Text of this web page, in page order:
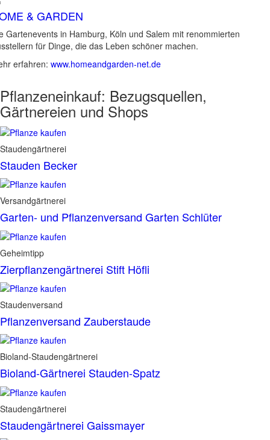
& GARDEN
Gartenevents in Hamburg, Köln und Salem mit renommierten
für Dinge, die das Leben schöner machen.
erfahren: www.homeandgarden-net.de
Pflanzeneinkauf: Bezugsquellen,
Gärtnereien und Shops
Staudengärtnerei
Stauden Becker
Versandgärtnerei
Garten- und Pflanzenversand Garten Schlüter
Geheimtipp
Zierpflanzengärtnerei Stift Höfli
Staudenversand
Pflanzenversand Zauberstaude
Bioland-Staudengärtnerei
Bioland-Gärtnerei Stauden-Spatz
Staudengärtnerei
Staudengärtnerei Gaissmayer